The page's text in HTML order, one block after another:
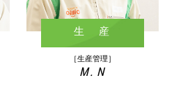
生 産
［生産管理］
M. N